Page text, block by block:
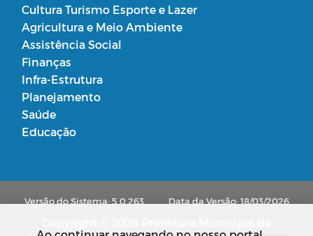
Cultura Turismo Esporte e Lazer
Agricultura e Meio Ambiente
Assistência Social
Finanças
Infra-Estrutura
Planejamento
Saúde
Educação
Versão do Sistema: 5.0.263 Data da Versão: 18/03/2026